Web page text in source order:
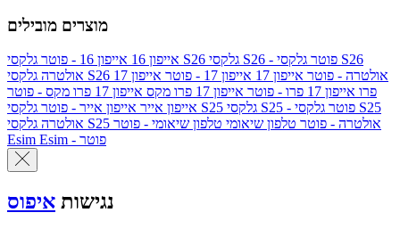
מוצרים מובילים
אייפון 16 אייפון 16 - פוטר גלקסי S26 גלקסי S26 - פוטר גלקסי S26
אולטרה
גלקסי S26 אולטרה - פוטר אייפון 17 אייפון 17 - פוטר
אייפון 17
פרו אייפון 17 פרו - פוטר אייפון 17 פרו מקס
אייפון 17 פרו מקס - פוטר
אייפון אייר אייפון אייר - פוטר גלקסי S25 גלקסי S25 - פוטר גלקסי S25
אולטרה
גלקסי S25 אולטרה - פוטר טלפון שיאומי טלפון שיאומי - פוטר
Esim
Esim - פוטר
נגישות איפוס